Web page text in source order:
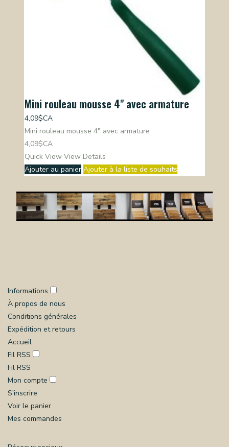
Mini rouleau mousse 4" avec armature
4,09$CA
Mini rouleau mousse 4" avec armature
4,09$CA
Quick View View Details
Ajouter au panier Ajouter à la liste de souhaits
Informations
À propos de nous
Conditions générales
Expédition et retours
Accueil
Fil RSS
Fil RSS
Mon compte
S'inscrire
Voir le panier
Mes commandes